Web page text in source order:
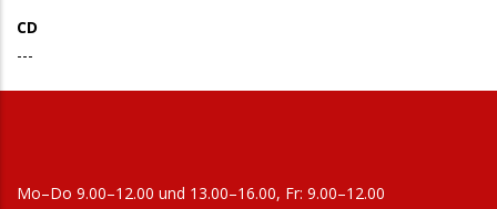
CD
---
Mo–Do 9.00–12.00 und 13.00–16.00, Fr: 9.00–12.00